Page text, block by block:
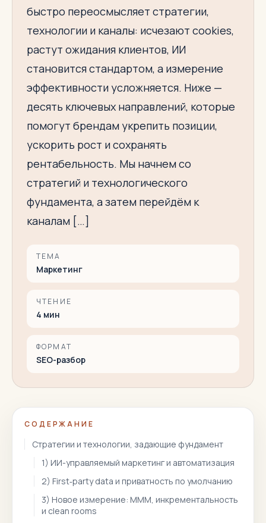
быстро переосмысляет стратегии,
технологии и каналы: исчезают cookies,
растут ожидания клиентов, ИИ
становится стандартом, а измерение
эффективности усложняется. Ниже —
десять ключевых направлений, которые
помогут брендам укрепить позиции,
ускорить рост и сохранять
рентабельность. Мы начнем со
стратегий и технологического
фундамента, а затем перейдём к
каналам […]
ТЕМА
Маркетинг
ЧТЕНИЕ
4 мин
ФОРМАТ
SEO-разбор
СОДЕРЖАНИЕ
Стратегии и технологии, задающие фундамент
1) ИИ-управляемый маркетинг и автоматизация
2) First‑party data и приватность по умолчанию
3) Новое измерение: MMM, инкрементальность
и clean rooms